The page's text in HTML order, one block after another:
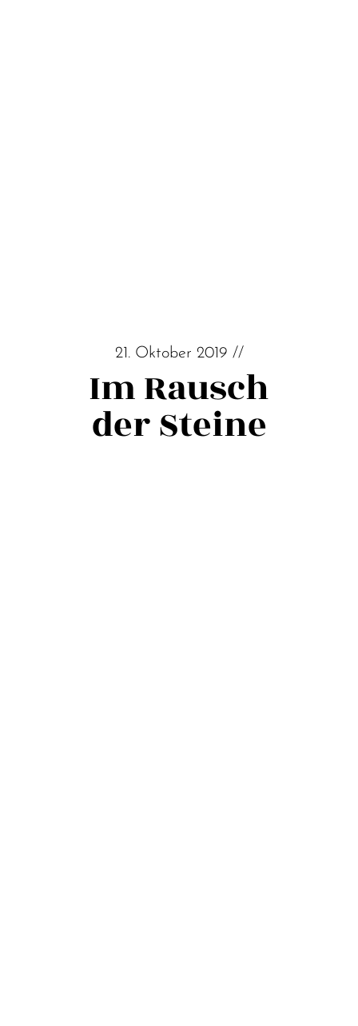
21. Oktober 2019 //
Im Rausch
der Steine